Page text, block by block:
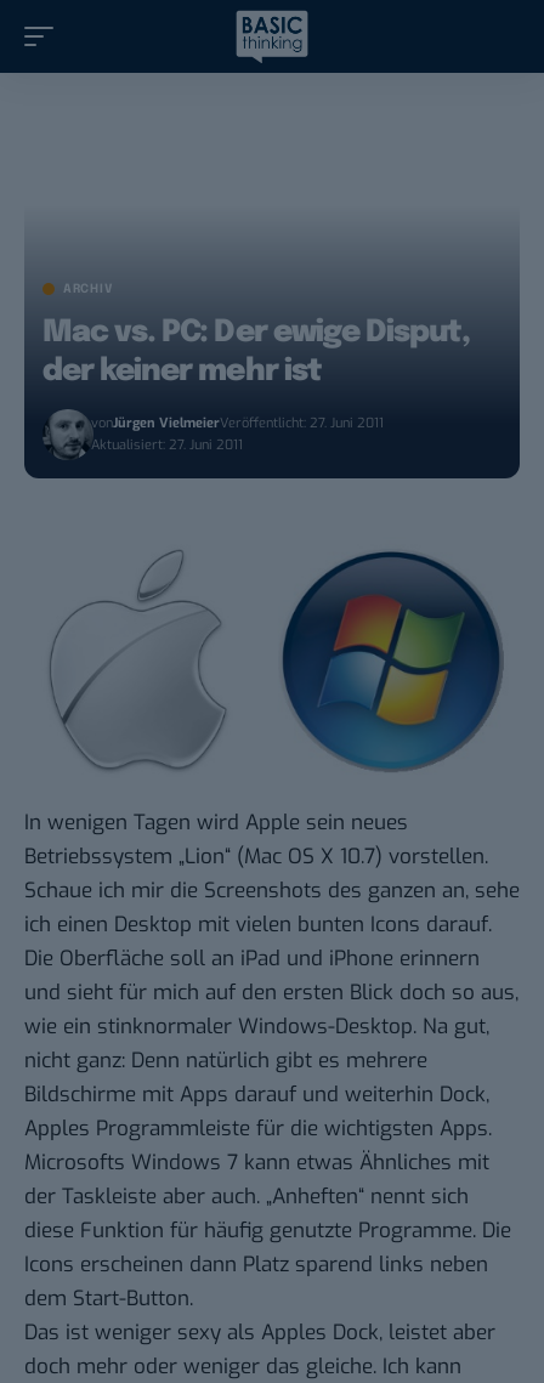
ARCHIV
Mac vs. PC: Der ewige Disput,
der keiner mehr ist
vonJürgen VielmeierVeröffentlicht: 27. Juni 2011
Aktualisiert: 27. Juni 2011
In wenigen Tagen wird Apple sein neues
Betriebssystem „Lion“ (Mac OS X 10.7) vorstellen.
Schaue ich mir die Screenshots des ganzen an, sehe
ich einen Desktop mit vielen bunten Icons darauf.
Die Oberfläche soll an iPad und iPhone erinnern
und sieht für mich auf den ersten Blick doch so aus,
wie ein stinknormaler Windows-Desktop. Na gut,
nicht ganz: Denn natürlich gibt es mehrere
Bildschirme mit Apps darauf und weiterhin Dock,
Apples Programmleiste für die wichtigsten Apps.
Microsofts Windows 7 kann etwas Ähnliches mit
der Taskleiste aber auch. „Anheften“ nennt sich
diese Funktion für häufig genutzte Programme. Die
Icons erscheinen dann Platz sparend links neben
dem Start-Button.
Das ist weniger sexy als Apples Dock, leistet aber
doch mehr oder weniger das gleiche. Ich kann